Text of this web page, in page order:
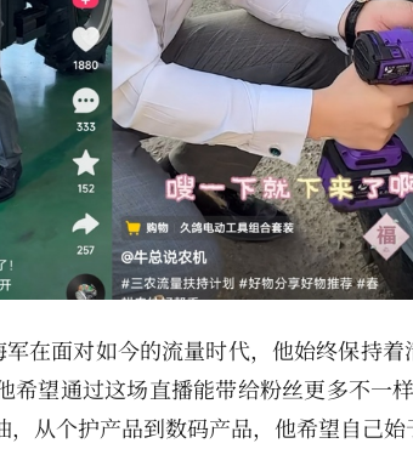
在面对如今的流量时代，他始终保持
希望通过这场直播能带给粉丝更多不一
从个护产品到数码产品，他希望自己始